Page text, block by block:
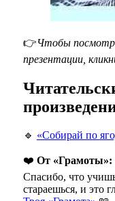
👉Чтобы
презентации,
🔹 «Собирай по
❤️ От «Грамоты»:
Спасибо, что
стараешься, и это